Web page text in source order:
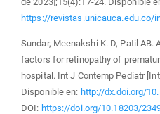
https://
Sundar, Meenakshi K. D, Patil
factors for retinopathy of
hospital. Int J Contemp Pediatr
Disponible en: http://dx.doi.org/
DOI: https://doi.org/10.18203/